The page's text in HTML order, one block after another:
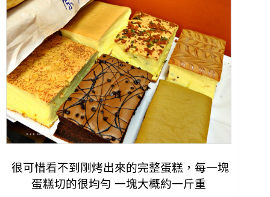
很可惜看不到剛烤出來的完整蛋糕，每一塊
蛋糕切的很均勻 一塊大概約一斤重